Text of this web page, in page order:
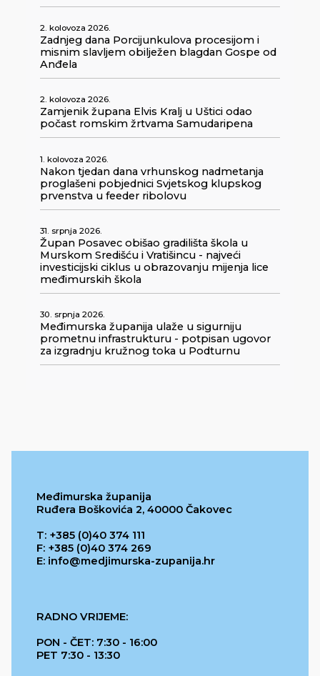
2. kolovoza 2026.
Zadnjeg dana Porcijunkulova procesijom i
misnim slavljem obilježen blagdan Gospe od
Anđela
2. kolovoza 2026.
Zamjenik župana Elvis Kralj u Uštici odao
počast romskim žrtvama Samudaripena
1. kolovoza 2026.
Nakon tjedan dana vrhunskog nadmetanja
proglašeni pobjednici Svjetskog klupskog
prvenstva u feeder ribolovu
31. srpnja 2026.
Župan Posavec obišao gradilišta škola u
Murskom Središću i Vratišincu - najveći
investicijski ciklus u obrazovanju mijenja lice
međimurskih škola
30. srpnja 2026.
Međimurska županija ulaže u sigurniju
prometnu infrastrukturu - potpisan ugovor
za izgradnju kružnog toka u Podturnu
Međimurska županija
Ruđera Boškovića 2, 40000 Čakovec
T: +385 (0)40 374 111
F: +385 (0)40 374 269
E: info@medjimurska-zupanija.hr
RADNO VRIJEME:
PON - ČET: 7:30 - 16:00
PET 7:30 - 13:30